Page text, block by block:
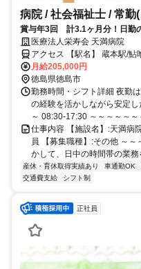
病院 / 社会福祉士 / 常勤
賞与年3回 計3.1ヶ月分！日勤
医療法人栄寿会 天満病院
アクセス 【駅名】 蔵本駅/鮎
歩4分
月給205,000円
徳島県徳島市
勤務時間・シフト詳細 夜勤
の経験を活かしながら安定
～ 08:30-17:30 ～～～～～
仕事内容 【施設名】:天満病
員 【募集職種】:その他 ～
かして、日中の時間帯の業務
産休・育休取得実績あり 車通勤OK
交通費支給
シフト制
正社員